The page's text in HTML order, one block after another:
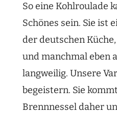
So eine Kohlroulade
Schönes sein. Sie ist
der deutschen
und manchmal eben
langweilig. Unsere
begeistern. Sie
Brennnessel daher